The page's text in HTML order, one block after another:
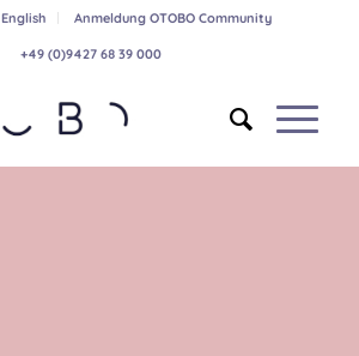
English Anmeldung OTOBO Community
+49 (0)9427 68 39 000